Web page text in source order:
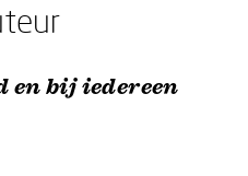
bij iedereen